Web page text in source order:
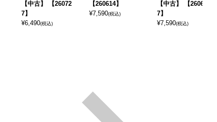
【中古】 【26072
7】
¥6,490(税込)
【260614】
¥7,590(税込)
【中古】 【26060
7】
¥7,590(税込)